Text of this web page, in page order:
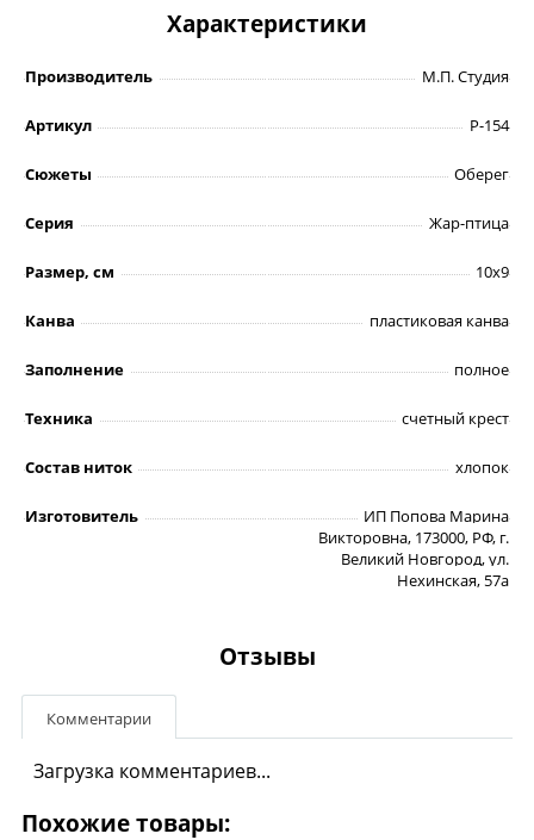
Характеристики
Производитель М.П. Студия
Артикул Р-154
Сюжеты Оберег
Серия Жар-птица
Размер, см 10х9
Канва пластиковая канва
Заполнение полное
Техника счетный крест
Состав ниток хлопок
Изготовитель
ИП Попова Марина
Викторовна, 173000, РФ, г.
Великий Новгород, ул.
Нехинская, 57а
Отзывы
Комментарии
Загрузка комментариев...
Похожие товары: